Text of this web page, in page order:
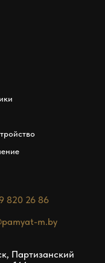
820 26 86
m.by
Партизанский